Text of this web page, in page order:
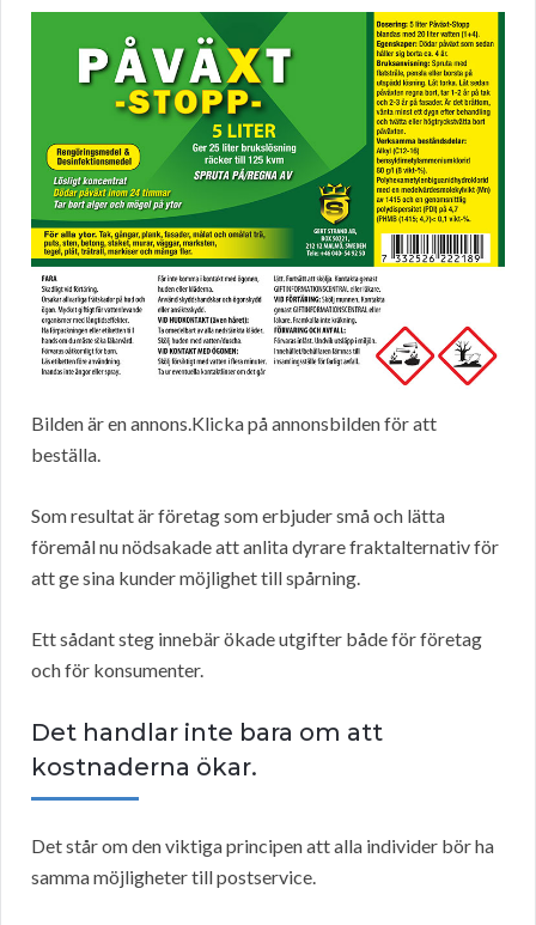
Bilden är en annons.Klicka på annonsbilden för att
beställa.
Som resultat är företag som erbjuder små och lätta
föremål nu nödsakade att anlita dyrare fraktalternativ för
att ge sina kunder möjlighet till spårning.
Ett sådant steg innebär ökade utgifter både för företag
och för konsumenter.
Det handlar inte bara om att
kostnaderna ökar.
Det står om den viktiga principen att alla individer bör ha
samma möjligheter till postservice.